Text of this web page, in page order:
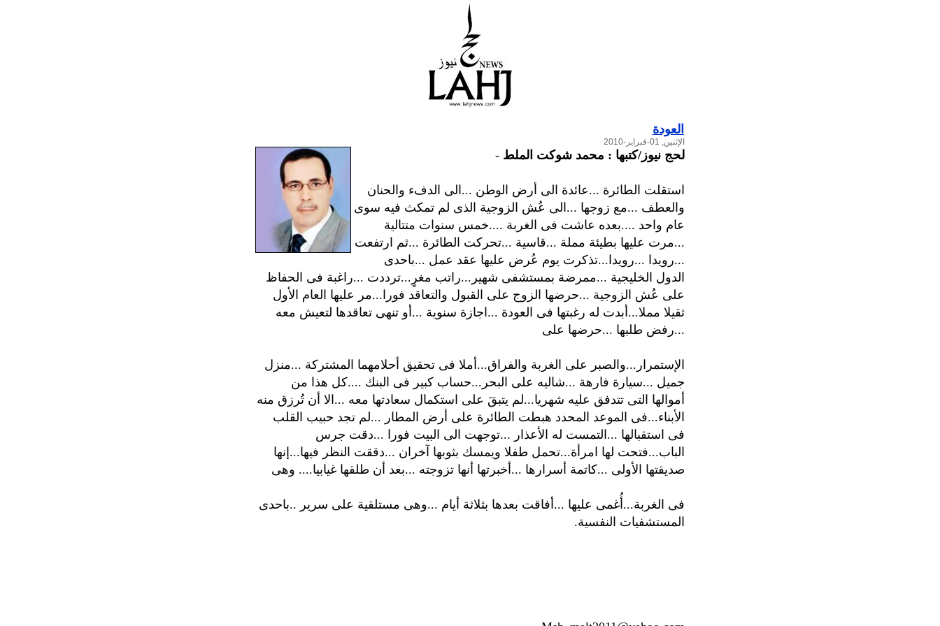
العودة
الإثنين, 01-فبراير-2010
لحج نيوز/كتبها : محمد شوكت الملط -
استقلت الطائرة ...عائدة الى أرض الوطن ...الى الدفء والحنان
والعطف ...مع زوجها ...الى عُش الزوجية الذى لم تمكث فيه سوى
عام واحد ....بعده عاشت فى الغربة ....خمس سنوات متتالية
...مرت عليها بطيئة مملة ...قاسية ...تحركت الطائرة ...ثم ارتفعت
...رويدا ...رويدا...تذكرت يوم عُرض عليها عقد عمل ...باحدى
الدول الخليجية ...ممرضة بمستشفى شهير...راتب مغرٍ...ترددت ...راغبة فى الحفاظ
على عُش الزوجية ...حرضها الزوج على القبول والتعاقد فورا...مر عليها العام الأول
ثقيلا مملا...أبدت له رغبتها فى العودة ...اجازة سنوية ...أو تنهى تعاقدها لتعيش معه
...رفض طلبها ...حرضها على
الإستمرار...والصبر على الغربة والفراق...أملا فى تحقيق أحلامهما المشتركة ...منزل
جميل ...سيارة فارهة ...شاليه على البحر...حساب كبير فى البنك ....كل هذا من
أموالها التى تتدفق عليه شهريا...لم يتبقَ على استكمال سعادتها معه ...الا أن تُرزق منه
الأبناء...فى الموعد المحدد هبطت الطائرة على أرض المطار ...لم تجد حبيب القلب
فى استقبالها ...التمست له الأعذار ...توجهت الى البيت فورا ...دقت جرس
الباب...فتحت لها امرأة...تحمل طفلا ويمسك بثوبها آخران ...دققت النظر فيها...إنها
صديقتها الأولى ...كاتمة أسرارها ...أخبرتها أنها تزوجته ...بعد أن طلقها غيابيا.... وهى
فى الغربة...أُغمى عليها ...أفاقت بعدها بثلاثة أيام ...وهى مستلقية على سرير ..باحدى
المستشفيات النفسية.